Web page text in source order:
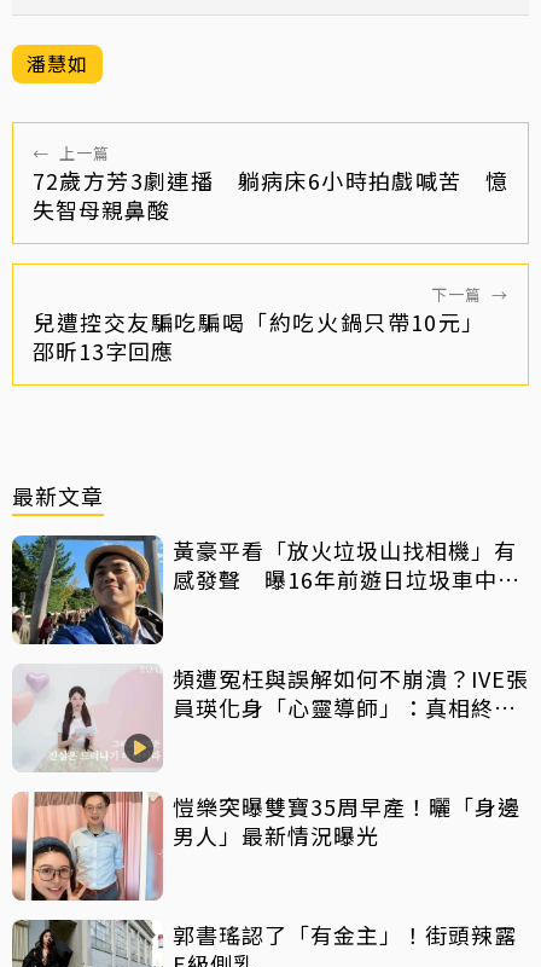
潘慧如
← 上一篇
72歲方芳3劇連播 躺病床6小時拍戲喊苦 憶
失智母親鼻酸
下一篇 →
兒遭控交友騙吃騙喝「約吃火鍋只帶10元」
邵昕13字回應
最新文章
黃豪平看「放火垃圾山找相機」有
感發聲 曝16年前遊日垃圾車中含
頻遭冤枉與誤解如何不崩潰？IVE張
員瑛化身「心靈導師」：真相終會
愷樂突曝雙寶35周早產！曬「身邊
男人」最新情況曝光
郭書瑤認了「有金主」！街頭辣露